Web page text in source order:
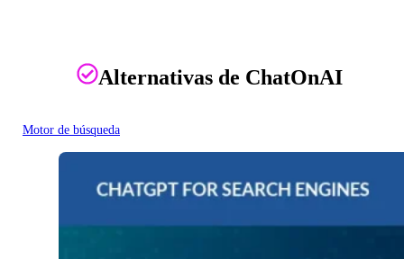
Alternativas de ChatOnAI
Motor de búsqueda